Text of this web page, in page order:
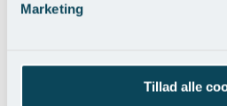
Marketing
Tillad alle
Brystløft og BFO med
Vis behandlingseksempler>